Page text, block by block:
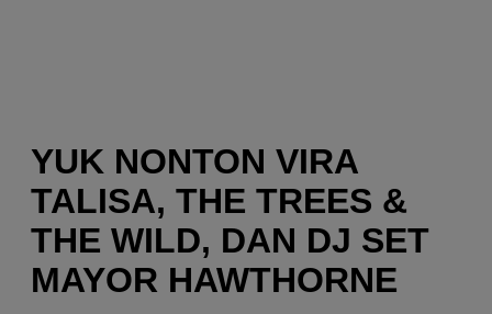
YUK NONTON VIRA
TALISA, THE TREES &
THE WILD, DAN DJ SET
MAYOR HAWTHORNE